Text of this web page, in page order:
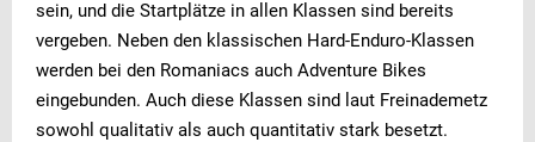
sein, und die Startplätze in allen Klassen sind bereits
vergeben. Neben den klassischen Hard-Enduro-Klassen
werden bei den Romaniacs auch Adventure Bikes
eingebunden. Auch diese Klassen sind laut Freinademetz
sowohl qualitativ als auch quantitativ stark besetzt.